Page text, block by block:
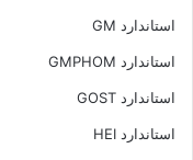
استاندارد GM
استاندارد GMPHOM
استاندارد GOST
استاندارد HEI